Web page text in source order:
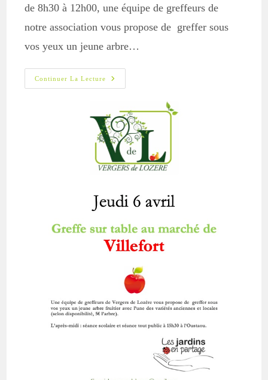
de 8h30 à 12h00, une équipe de greffeurs de
notre association vous propose de greffer sous
vos yeux un jeune arbre…
Continuer La Lecture
Avril
Greffe
À
Villefort